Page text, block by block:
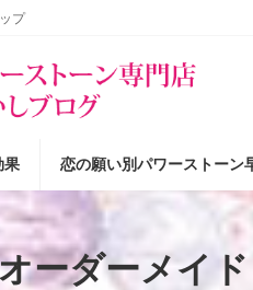
プ
果 恋の願い別パワーストーン
ーダーメイ